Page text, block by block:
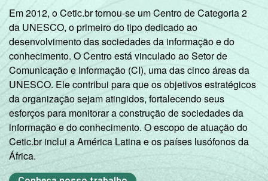
Em 2012, o Cetic.br tornou-se um Centro de Categoria 2
da UNESCO, o primeiro do tipo dedicado ao
desenvolvimento das sociedades da informação e do
conhecimento. O Centro está vinculado ao Setor de
Comunicação e Informação (CI), uma das cinco áreas da
UNESCO. Ele contribui para que os objetivos estratégicos
da organização sejam atingidos, fortalecendo seus
esforços para monitorar a construção de sociedades da
informação e do conhecimento. O escopo de atuação do
Cetic.br inclui a América Latina e os países lusófonos da
África.